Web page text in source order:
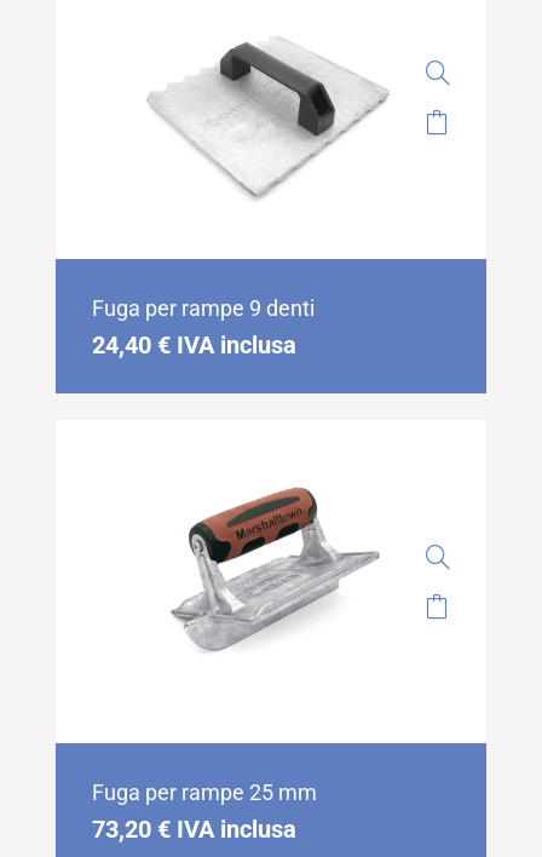
Fuga per rampe 9 denti
24,40 € IVA inclusa
Fuga per rampe 25 mm
73,20 € IVA inclusa